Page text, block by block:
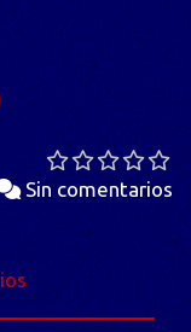
Sin comentarios